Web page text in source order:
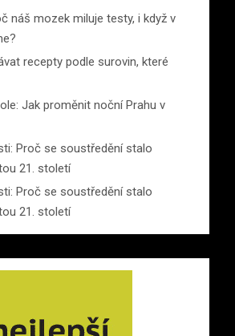
náš mozek miluje testy, i když v
recepty podle surovin, které
Jak proměnit noční Prahu v
Proč se soustředění stalo
21. století
Proč se soustředění stalo
21. století